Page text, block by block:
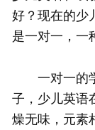
好？现在的少
是一对一，一
一对一的学
子，少儿英语
燥无味，元素